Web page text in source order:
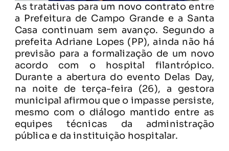
As tratativas para um novo contrato entre
a Prefeitura de Campo Grande e a Santa
Casa continuam sem avanço. Segundo a
prefeita Adriane Lopes (PP), ainda não há
previsão para a formalização de um novo
acordo com o hospital filantrópico.
Durante a abertura do evento Delas Day,
na noite de terça-feira (26), a gestora
municipal afirmou que o impasse persiste,
mesmo com o diálogo mantido entre as
equipes técnicas da administração
pública e da instituição hospitalar.